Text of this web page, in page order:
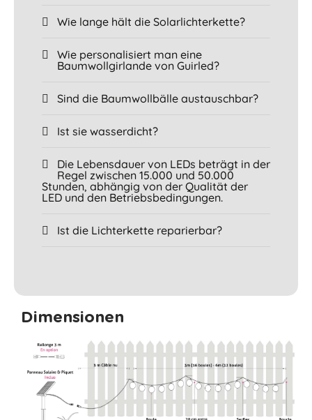
Wie lange hält die Solarlichterkette?
Wie personalisiert man eine
Baumwollgirlande von Guirled?
Sind die Baumwollbälle austauschbar?
Ist sie wasserdicht?
Die Lebensdauer von LEDs beträgt in der
Regel zwischen 15.000 und 50.000
Stunden, abhängig von der Qualität der
LED und den Betriebsbedingungen.
Ist die Lichterkette reparierbar?
Dimensionen